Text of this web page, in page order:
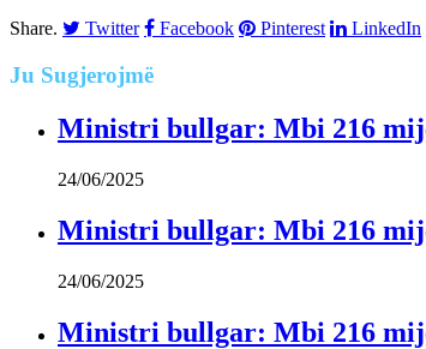
Share.
Twitter Facebook Pinterest LinkedIn
Ju Sugjerojmë
Ministri bullgar: Mbi 216
24/06/2025
Ministri bullgar: Mbi 216
24/06/2025
Ministri bullgar: Mbi 216